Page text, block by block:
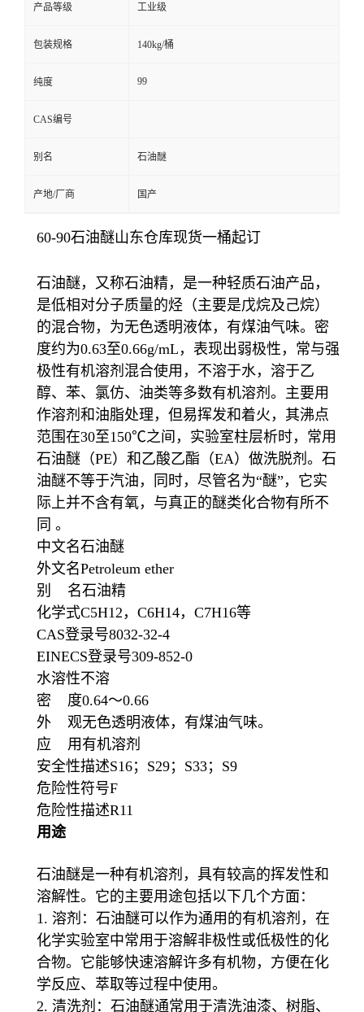
产品等级 工业级
包装规格 140kg/桶
纯度 99
CAS编号
别名 石油醚
产地/厂商 国产
60-90石油醚山东仓库现货一桶起订
石油醚，又称石油精，是一种轻质石油产品，
是低相对分子质量的烃（主要是戊烷及己烷）
的混合物，为无色透明液体，有煤油气味。密
度约为0.63至0.66g/mL，表现出弱极性，常与强
极性有机溶剂混合使用，不溶于水，溶于乙
醇、苯、氯仿、油类等多数有机溶剂。主要用
作溶剂和油脂处理，但易挥发和着火，其沸点
范围在30至150℃之间，实验室柱层析时，常用
石油醚（PE）和乙酸乙酯（EA）做洗脱剂。石
油醚不等于汽油，同时，尽管名为“醚”，它实
际上并不含有氧，与真正的醚类化合物有所不
同 。
中文名石油醚
外文名Petroleum ether
别 名石油精
化学式C5H12，C6H14，C7H16等
CAS登录号8032-32-4
EINECS登录号309-852-0
水溶性不溶
密 度0.64～0.66
外 观无色透明液体，有煤油气味。
应 用有机溶剂
安全性描述S16；S29；S33；S9
危险性符号F
危险性描述R11
用途
石油醚是一种有机溶剂，具有较高的挥发性和
溶解性。它的主要用途包括以下几个方面：
1. 溶剂：石油醚可以作为通用的有机溶剂，在
化学实验室中常用于溶解非极性或低极性的化
合物。它能够快速溶解许多有机物，方便在化
学反应、萃取等过程中使用。
2. 清洗剂：石油醚通常用于清洗油漆、树脂、